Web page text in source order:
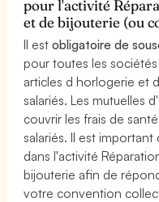
pour l'activité
et de bijouterie (ou
Il estobligatoire de
pour toutes les
articles d horlogerie et
salariés. Les mutuelles
couvrir les frais de
salariés. Il est
dans l'activité
bijouterie afin de
votre convention